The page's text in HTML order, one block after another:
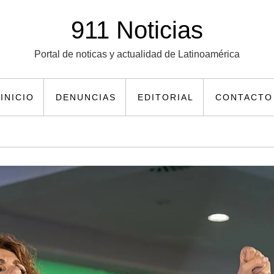
911 Noticias
Portal de noticas y actualidad de Latinoamérica
INICIO DENUNCIAS EDITORIAL CONTACTO